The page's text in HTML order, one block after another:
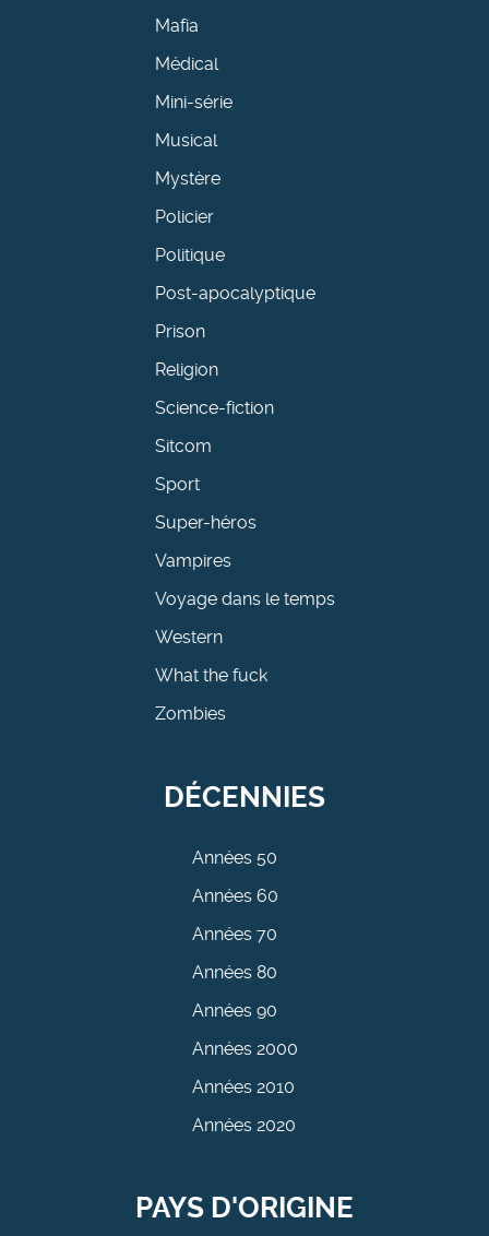
Mafia
Médical
Mini-série
Musical
Mystère
Policier
Politique
Post-apocalyptique
Prison
Religion
Science-fiction
Sitcom
Sport
Super-héros
Vampires
Voyage dans le temps
Western
What the fuck
Zombies
DÉCENNIES
Années 50
Années 60
Années 70
Années 80
Années 90
Années 2000
Années 2010
Années 2020
PAYS D'ORIGINE